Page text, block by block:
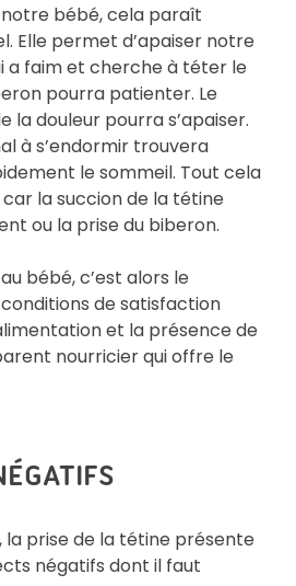
bébé, cela paraît
Elle permet d’apaiser notre
a faim et cherche à téter le
pourra patienter. Le
la douleur pourra s’apaiser.
à s’endormir trouvera
le sommeil. Tout cela
la succion de la tétine
ou la prise du biberon.
bébé, c’est alors le
de satisfaction
et la présence de
nourricier qui offre le
la prise de la tétine présente
négatifs dont il faut